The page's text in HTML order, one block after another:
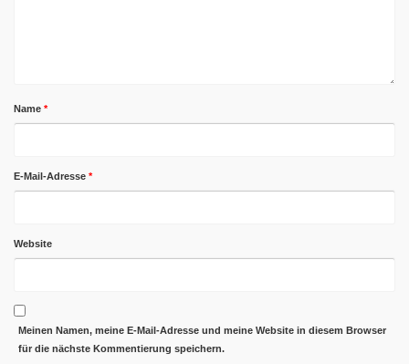
Name *
E-Mail-Adresse *
Website
Meinen Namen, meine E-Mail-Adresse und meine Website in diesem Browser
für die nächste Kommentierung speichern.